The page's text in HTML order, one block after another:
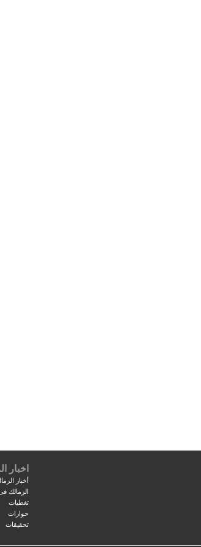
اخبار
أخبار
الزمالك
تغطيات
حوارات
تحقيقات